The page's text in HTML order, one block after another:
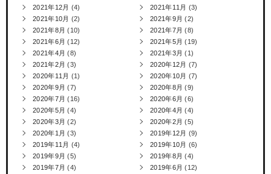
2021年12月 (4) 2021年11月 (3)
2021年10月 (2) 2021年9月 (2)
2021年8月 (10) 2021年7月 (8)
2021年6月 (12) 2021年5月 (19)
2021年4月 (8) 2021年3月 (1)
2021年2月 (3) 2020年12月 (7)
2020年11月 (1) 2020年10月 (7)
2020年9月 (7) 2020年8月 (9)
2020年7月 (16) 2020年6月 (6)
2020年5月 (4) 2020年4月 (4)
2020年3月 (2) 2020年2月 (5)
2020年1月 (3) 2019年12月 (9)
2019年11月 (4) 2019年10月 (6)
2019年9月 (5) 2019年8月 (4)
2019年7月 (4) 2019年6月 (12)